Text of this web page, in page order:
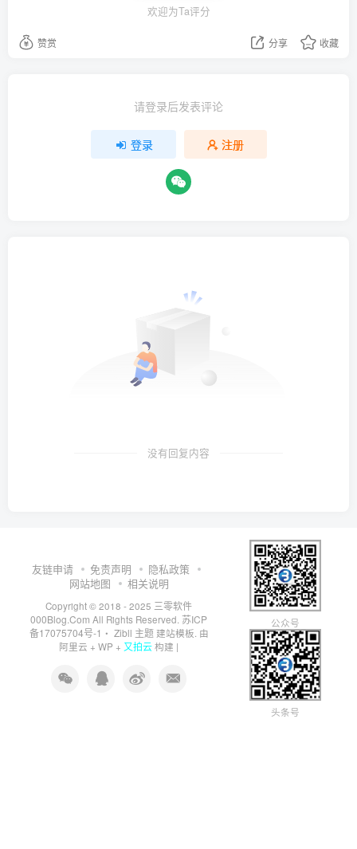
欢迎为Ta评分
赞赏 分享 收藏
请登录后发表评论
登录 注册
没有回复内容
友链申请 免责声明
隐私政策
网站地图
相关说明
Copyright © 2018 - 2025 三零软件
000Blog.Com All Rights Reserved. 苏ICP
备17075704号-1 ・ Zibll 主题建站模板. 由
阿里云 + WP + 又拍云构建 |
公众号
头条号